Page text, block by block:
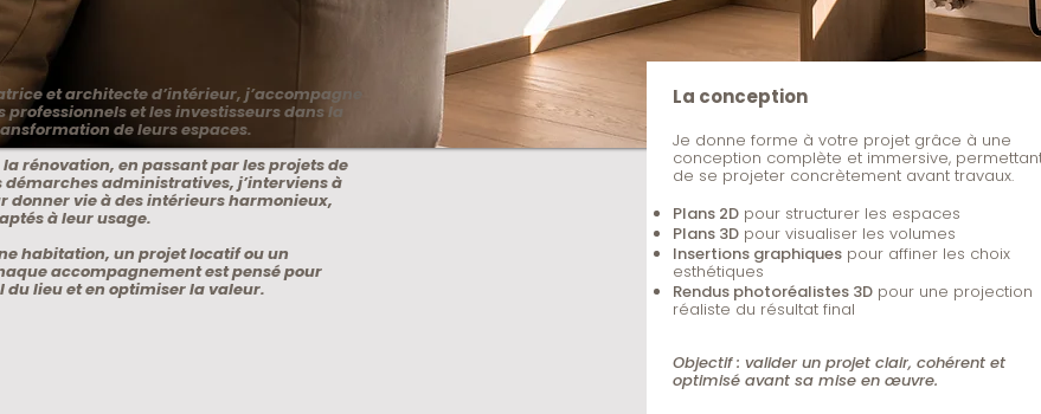
et architecte d’intérieur, j’accompagne
professionnels et les investisseurs dans la
de leurs espaces.
rénovation, en passant par les projets de
démarches administratives, j’interviens à
donner vie à des intérieurs harmonieux,
à leur usage.
habitation, un projet locatif ou un
accompagnement est pensé pour
du lieu et en optimiser la valeur.
La conception
Je donne forme à votre projet grâce à une
conception complète et immersive,
de se projeter concrètement avant travaux.
Plans 2D pour structurer les espaces
Plans 3D pour visualiser les volumes
Insertions graphiques pour affiner les choix
esthétiques
Rendus photoréalistes 3D pour une projection
réaliste du résultat final
Objectif : valider un projet clair, cohérent et
optimisé avant sa mise en œuvre.